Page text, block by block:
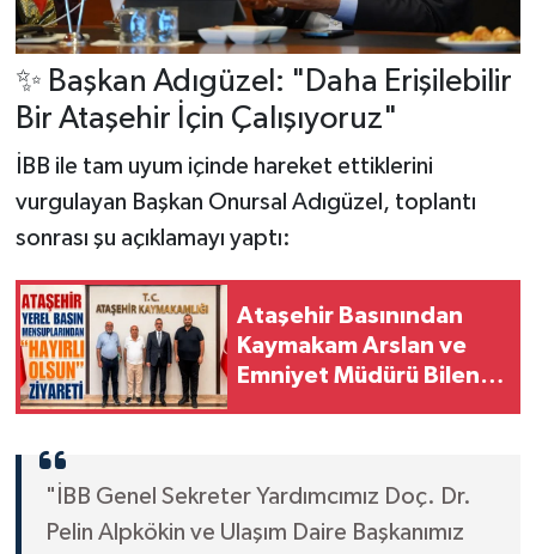
✨ Başkan Adıgüzel: "Daha Erişilebilir
Bir Ataşehir İçin Çalışıyoruz"
İBB ile tam uyum içinde hareket ettiklerini
vurgulayan Başkan Onursal Adıgüzel, toplantı
sonrası şu açıklamayı yaptı:
Ataşehir Basınından
Kaymakam Arslan ve
Emniyet Müdürü Bilen’e
"İBB Genel Sekreter Yardımcımız Doç. Dr.
Pelin Alpkökin ve Ulaşım Daire Başkanımız